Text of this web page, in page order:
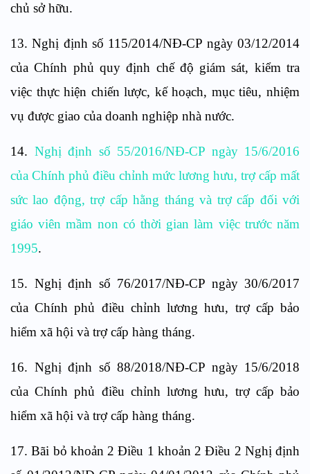
chủ sở hữu.
13. Nghị định số 115/2014/NĐ-CP ngày 03/12/2014
của Chính phủ quy định chế độ giám sát, kiểm tra
việc thực hiện chiến lược, kế hoạch, mục tiêu, nhiệm
vụ được giao của doanh nghiệp nhà nước.
14. Nghị định số 55/2016/NĐ-CP ngày 15/6/2016
của Chính phủ điều chỉnh mức lương hưu, trợ cấp mất
sức lao động, trợ cấp hằng tháng và trợ cấp đối với
giáo viên mầm non có thời gian làm việc trước năm
1995.
15. Nghị định số 76/2017/NĐ-CP ngày 30/6/2017
của Chính phủ điều chỉnh lương hưu, trợ cấp bảo
hiểm xã hội và trợ cấp hàng tháng.
16. Nghị định số 88/2018/NĐ-CP ngày 15/6/2018
của Chính phủ điều chỉnh lương hưu, trợ cấp bảo
hiểm xã hội và trợ cấp hàng tháng.
17. Bãi bỏ khoản 2 Điều 1 khoản 2 Điều 2 Nghị định